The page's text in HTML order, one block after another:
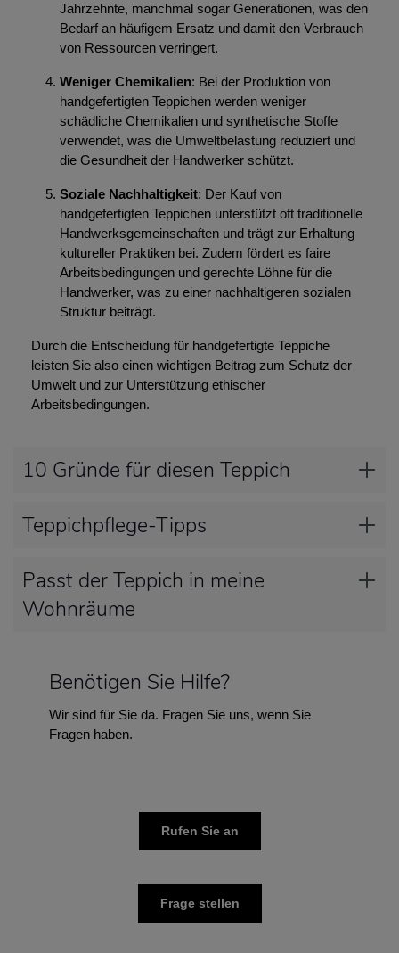
Jahrzehnte, manchmal sogar Generationen, was den
Bedarf an häufigem Ersatz und damit den Verbrauch
von Ressourcen verringert.
Weniger Chemikalien: Bei der Produktion von
handgefertigten Teppichen werden weniger
schädliche Chemikalien und synthetische Stoffe
verwendet, was die Umweltbelastung reduziert und
die Gesundheit der Handwerker schützt.
Soziale Nachhaltigkeit: Der Kauf von
handgefertigten Teppichen unterstützt oft traditionelle
Handwerksgemeinschaften und trägt zur Erhaltung
kultureller Praktiken bei. Zudem fördert es faire
Arbeitsbedingungen und gerechte Löhne für die
Handwerker, was zu einer nachhaltigeren sozialen
Struktur beiträgt.
Durch die Entscheidung für handgefertigte Teppiche
leisten Sie also einen wichtigen Beitrag zum Schutz der
Umwelt und zur Unterstützung ethischer
Arbeitsbedingungen.
10 Gründe für diesen Teppich
Teppichpflege-Tipps
Passt der Teppich in meine
Wohnräume
Benötigen Sie Hilfe?
Wir sind für Sie da. Fragen Sie uns, wenn Sie
Fragen haben.
Rufen Sie an
Frage stellen